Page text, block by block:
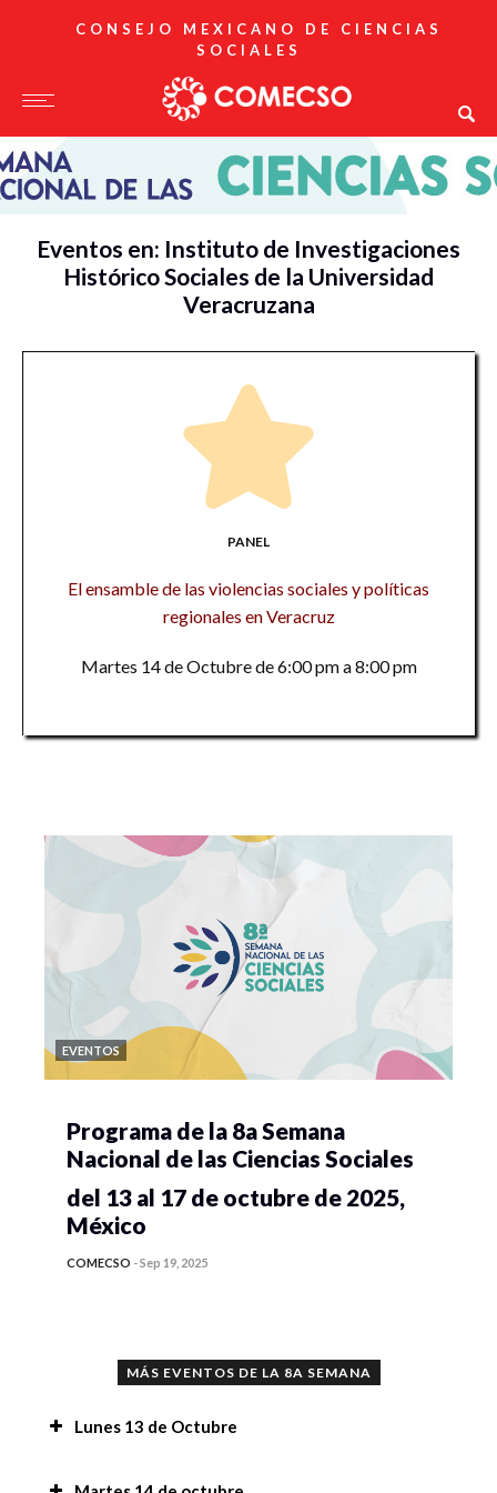
CONSEJO MEXICANO DE CIENCIAS
SOCIALES
Eventos en: Instituto de Investigaciones
Histórico Sociales de la Universidad
Veracruzana
PANEL
El ensamble de las violencias sociales y políticas
regionales en Veracruz
Martes 14 de Octubre de 6:00 pm a 8:00 pm
EVENTOS
Programa de la 8a Semana
Nacional de las Ciencias Sociales
del 13 al 17 de octubre de 2025,
México
COMECSO -Sep 19, 2025
MÁS EVENTOS DE LA 8A SEMANA
Lunes 13 de Octubre